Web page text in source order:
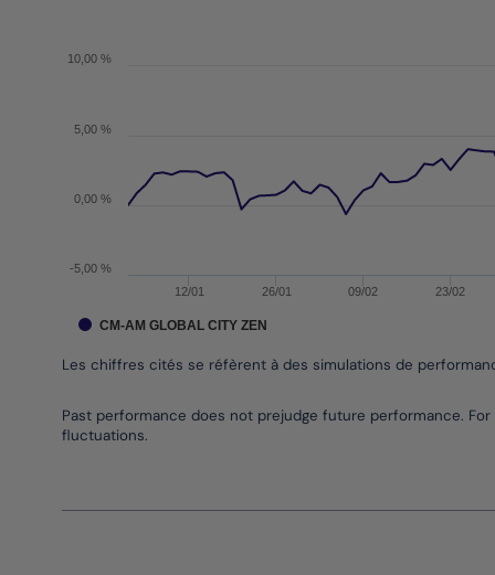
Les chiffres cités se réfèrent à des simulations de
12/01 26/01 09/02 23/02
0,00 %
-5,00 %
5,00 %
10,00 %
CM-AM GLOBAL CITY ZEN
Past performance does not prejudge future performance.
fluctuations.